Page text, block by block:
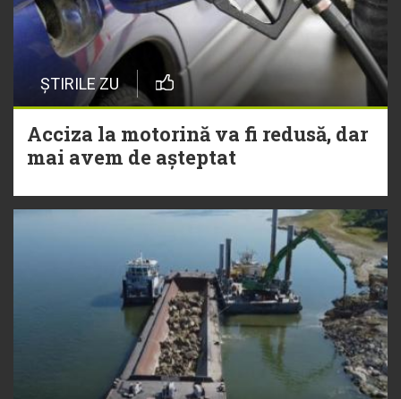
ȘTIRILE ZU
Acciza la motorină va fi redusă, dar
mai avem de așteptat